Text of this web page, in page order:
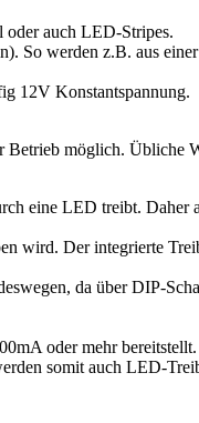
auch LED-Stripes.
So werden z.B. aus
12V Konstantspannung.
Betrieb möglich. Übliche
eine LED treibt.
wird. Der integrierte
da über DIP-
oder mehr
somit auch LED-